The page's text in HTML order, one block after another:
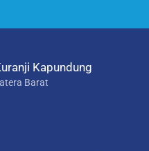
Kapundung
Barat